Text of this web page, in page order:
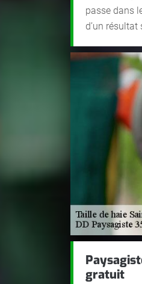
passe dans
d’un
gratuit